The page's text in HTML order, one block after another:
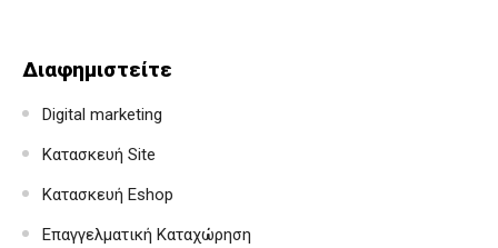
Διαφημιστείτε
Digital marketing
Κατασκευή Site
Κατασκευή Eshop
Επαγγελματική Καταχώρηση